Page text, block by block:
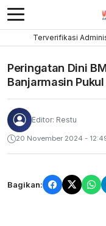
Terverifikasi
Peringatan Dini
Banjarmasin
Editor: Restu
20 November 2024 -
Bagikan: